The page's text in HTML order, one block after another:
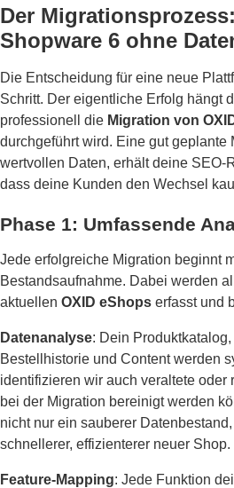
Der
Shopware 6 ohne
Die Entscheidung für eine neue
Schritt. Der eigentliche Erfolg hängt
professionell die Migration von
durchgeführt wird. Eine gut geplante
wertvollen Daten, erhält deine SEO-
dass deine Kunden den Wechsel
Phase 1: Umfassende
Jede erfolgreiche Migration beginnt
Bestandsaufnahme. Dabei werden
aktuellen OXID eShops erfasst und
Datenanalyse: Dein
Bestellhistorie und Content werden
identifizieren wir auch veraltete oder
bei der Migration bereinigt werden
nicht nur ein sauberer
schnellerer, effizienterer neuer Shop.
Feature-Mapping: Jede Funktion